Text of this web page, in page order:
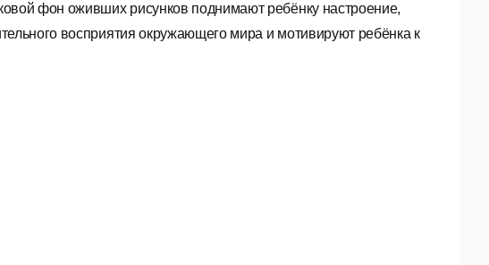
фон оживших рисунков поднимают ребёнку настроение,
восприятия окружающего мира и мотивируют ребёнка к